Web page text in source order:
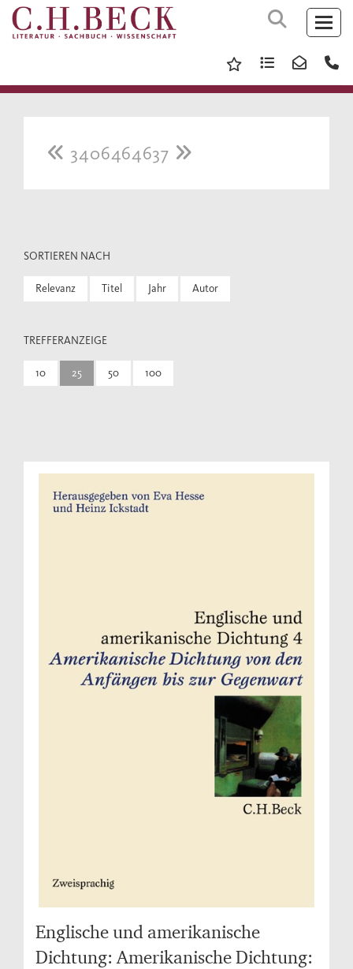
3406464637
SORTIEREN NACH
Relevanz Titel Jahr Autor
TREFFERANZEIGE
10 25 50 100
Englische und amerikanische
Dichtung: Amerikanische Dichtung: